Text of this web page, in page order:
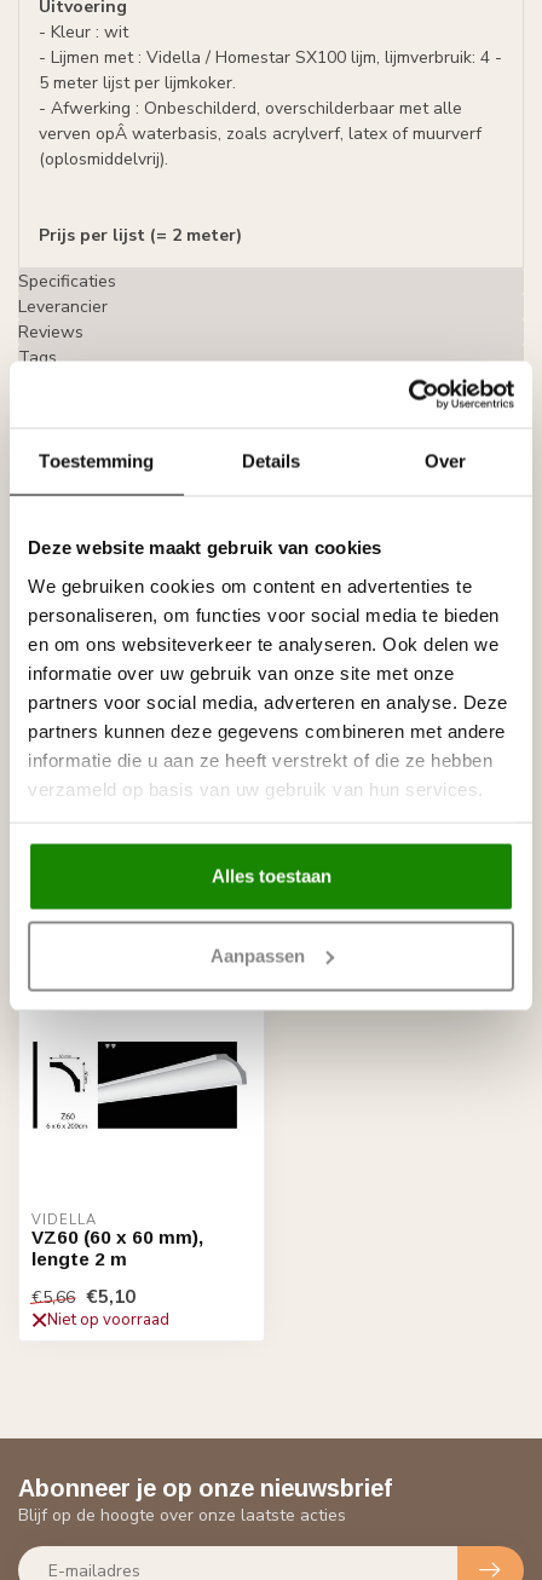
Toestemming Details Over
Deze website maakt gebruik van cookies
We gebruiken cookies om content en advertenties te
personaliseren, om functies voor social media te bieden
en om ons websiteverkeer te analyseren. Ook delen we
informatie over uw gebruik van onze site met onze
partners voor social media, adverteren en analyse. Deze
partners kunnen deze gegevens combineren met andere
informatie die u aan ze heeft verstrekt of die ze hebben
verzameld op basis van uw gebruik van hun services.
Alles toestaan
Aanpassen
Uitvoering
- Kleur : wit
- Lijmen met : Vidella / Homestar SX100 lijm, lijmverbruik: 4 -
5 meter lijst per lijmkoker.
- Afwerking : Onbeschilderd, overschilderbaar met alle
verven opÂ waterbasis, zoals acrylverf, latex of muurverf
(oplosmiddelvrij).
Prijs per lijst (= 2 meter)
Specificaties
Leverancier
Reviews
Tags
Gerelateerde producten
HOMESTAR
g)
HOMESTAR
Homestar SET Polystyreenzaag
en Verstekbak
Op voorraad
NMC
NMC Verstekbak MDF voor
sierlijsten t/m 8 cm, (Small) €19,95
Recent bekeken
VIDELLA
VZ60 (60 x 60 mm),
lengte 2 m
€5,66 €5,10
Niet op voorraad
Abonneer je op onze nieuwsbrief
Blijf op de hoogte over onze laatste acties